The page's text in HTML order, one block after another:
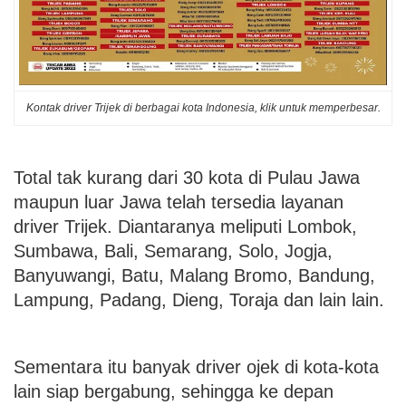
Kontak driver Trijek di berbagai kota Indonesia, klik untuk memperbesar.
Total tak kurang dari 30 kota di Pulau Jawa
maupun luar Jawa telah tersedia layanan
driver Trijek. Diantaranya meliputi Lombok,
Sumbawa, Bali, Semarang, Solo, Jogja,
Banyuwangi, Batu, Malang Bromo, Bandung,
Lampung, Padang, Dieng, Toraja dan lain lain.
Sementara itu banyak driver ojek di kota-kota
lain siap bergabung, sehingga ke depan